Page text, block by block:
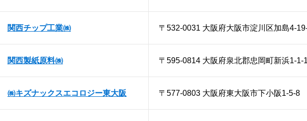
関西チップ工業㈱ 〒532-0031 大阪府大阪市淀川区加島4-
関西製紙原料㈱ 〒595-0814 大阪府泉北郡忠岡町新浜1-1-
㈱キズナックスエコロジー東大阪 〒577-0803 大阪府東大阪市下小阪1-5-8